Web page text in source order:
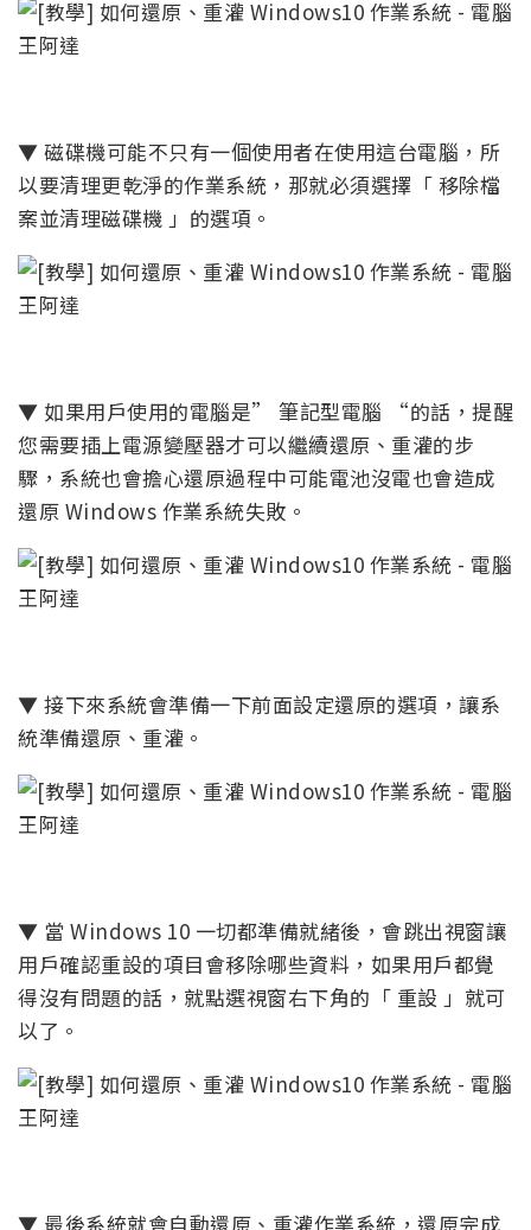
▼ 磁碟機可能不只有一個使用者在使用這台電腦，所
以要清理更乾淨的作業系統，那就必須選擇「 移除檔
案並清理磁碟機 」的選項。
▼ 如果用戶使用的電腦是” 筆記型電腦 “的話，提醒
您需要插上電源變壓器才可以繼續還原、重灌的步
驟，系統也會擔心還原過程中可能電池沒電也會造成
還原 Windows 作業系統失敗。
▼ 接下來系統會準備一下前面設定還原的選項，讓系
統準備還原、重灌。
▼ 當 Windows 10 一切都準備就緒後，會跳出視窗讓
用戶確認重設的項目會移除哪些資料，如果用戶都覺
得沒有問題的話，就點選視窗右下角的「 重設 」就可
以了。
▼ 最後系統就會自動還原、重灌作業系統，還原完成